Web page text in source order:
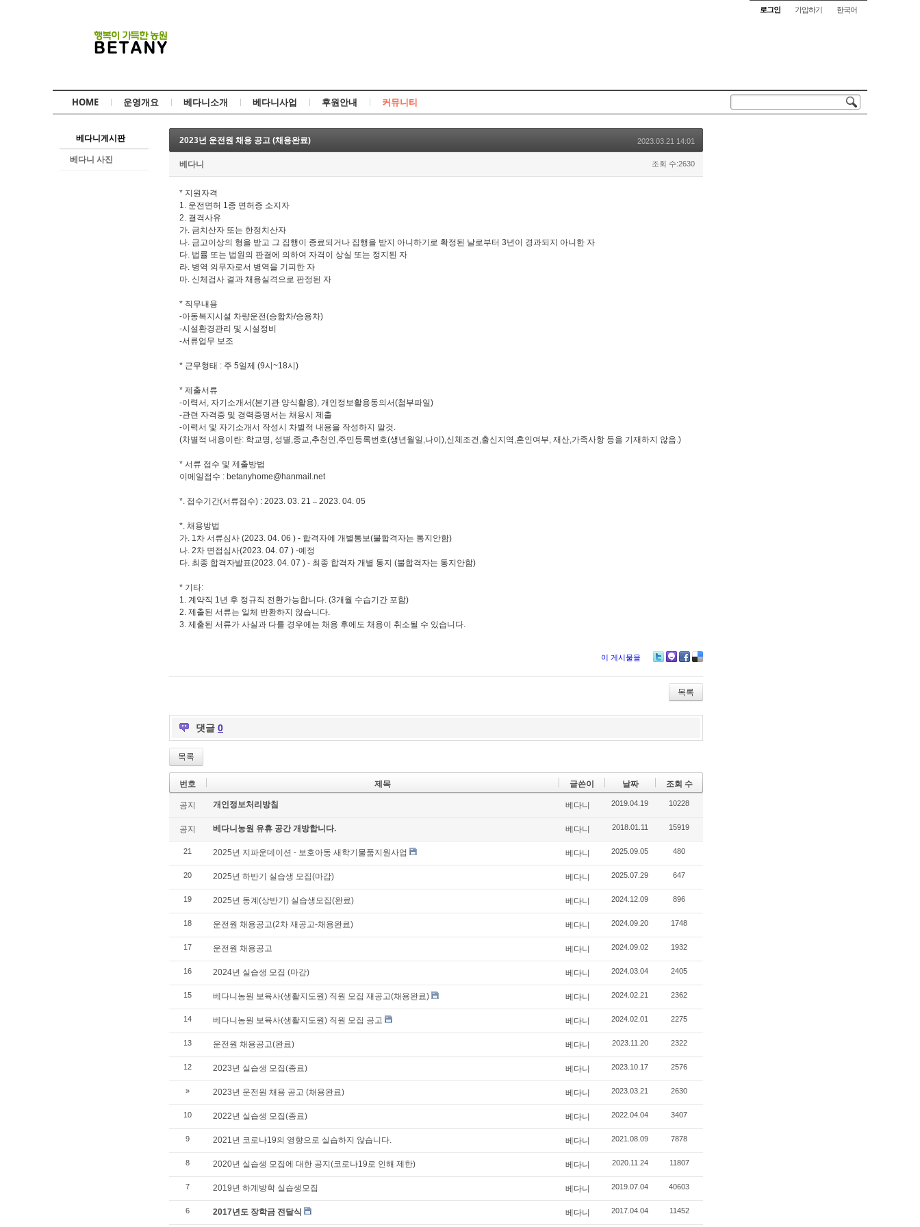
로그인 가입하기 한국어
HOME 운영개요 베다니소개 베다니사업 후원안내 커뮤니티
베다니게시판
베다니 사진
2023년 운전원 채용 공고 (채용완료) 2023.03.21 14:01
베다니 조회 수:2630
* 지원자격
1. 운전면허 1종 면허증 소지자
2. 결격사유
가. 금치산자 또는 한정치산자
나. 금고이상의 형을 받고 그 집행이 종료되거나 집행을 받지 아니하기로 확정된 날로부터 3년이 경과되지 아니한 자
다. 법률 또는 법원의 판결에 의하여 자격이 상실 또는 정지된 자
라. 병역 의무자로서 병역을 기피한 자
마. 신체검사 결과 채용실격으로 판정된 자
* 직무내용
-아동복지시설 차량운전(승합차/승용차)
-시설환경관리 및 시설정비
-서류업무 보조
* 근무형태 : 주 5일제 (9시 ~18시 )
* 제출서류
-이력서 , 자기소개서(본기관 양식활용), 개인정보활용동의서(첨부파일)
-관련 자격증 및 경력증명서는 채용시 제출
-이력서 및 자기소개서 작성시 차별적 내용을 작성하지 말것.
(차별적 내용이란: 학교명, 성별 ,종교,추천인 ,주민등록번호(생년월일 ,나이 ),신체조건 ,출신지역 ,혼인여부, 재산,가족사항 등을 기재하지 않음.)
* 서류 접수 및 제출방법
이메일접수 : betanyhome@hanmail.net
*. 접수기간(서류접수) : 2023. 03. 21 – 2023. 04. 05
*. 채용방법
가. 1차 서류심사 (2023. 04. 06 ) - 합격자에 개별통보(불합격자는 통지안함)
나. 2차 면접심사(2023. 04. 07 ) -예정
다. 최종 합격자발표(2023. 04. 07 ) - 최종 합격자 개별 통지 (불합격자는 통지안함)
* 기타:
1. 계약직 1년 후 정규직 전환가능합니다. (3개월 수습기간 포함)
2. 제출된 서류는 일체 반환하지 않습니다.
3. 제출된 서류가 사실과 다를 경우에는 채용 후에도 채용이 취소될 수 있습니다.
이 게시물을
itte e2
y
ce
bo
ok
lici
ou
s
목록
댓글 0
목록
번호 제목 글쓴이 날짜 조회 수
공지 개인정보처리방침 베다니 2019.04.19 10228
공지 베다니농원 유휴 공간 개방합니다. 베다니 2018.01.11 15919
21 2025년 지파운데이션 - 보호아동 새학기물품지원사업 베다니 2025.09.05 480
20 2025년 하반기 실습생 모집(마감) 베다니 2025.07.29 647
19 2025년 동계(상반기) 실습생모집(완료) 베다니 2024.12.09 896
18 운전원 채용공고(2차 재공고-채용완료) 베다니 2024.09.20 1748
17 운전원 채용공고 베다니 2024.09.02 1932
16 2024년 실습생 모집 (마감) 베다니 2024.03.04 2405
15 베다니농원 보육사(생활지도원) 직원 모집 재공고(채용완료) 베다니 2024.02.21 2362
14 베다니농원 보육사(생활지도원) 직원 모집 공고 베다니 2024.02.01 2275
13 운전원 채용공고(완료) 베다니 2023.11.20 2322
12 2023년 실습생 모집(종료) 베다니 2023.10.17 2576
» 2023년 운전원 채용 공고 (채용완료) 베다니 2023.03.21 2630
10 2022년 실습생 모집(종료) 베다니 2022.04.04 3407
9 2021년 코로나19의 영향으로 실습하지 않습니다. 베다니 2021.08.09 7878
8 2020년 실습생 모집에 대한 공지(코로나19로 인해 제한) 베다니 2020.11.24 11807
7 2019년 하계방학 실습생모집 베다니 2019.07.04 40603
6 2017년도 장학금 전달식 베다니 2017.04.04 11452